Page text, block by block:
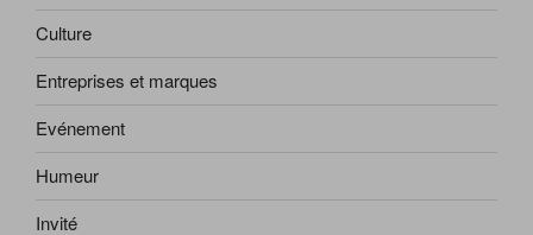
Culture
Entreprises et marques
Evénement
Humeur
Invité